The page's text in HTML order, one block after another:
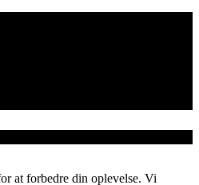
at forbedre din oplevelse. Vi